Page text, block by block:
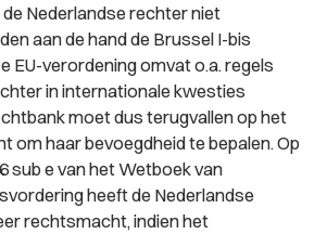
Nederlandse rechter niet
aan de hand de Brussel I-bis
EU-verordening omvat o.a. regels
in internationale kwesties
moet dus terugvallen op het
om haar bevoegdheid te bepalen. Op
sub e van het Wetboek van
heeft de Nederlandse
rechtsmacht, indien het